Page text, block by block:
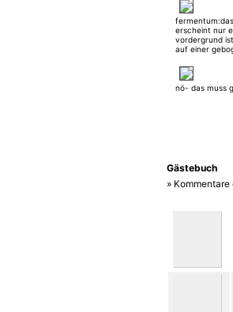
erscheint nur
vordergrund
auf einer
nö- das muss
Gästebuch
»